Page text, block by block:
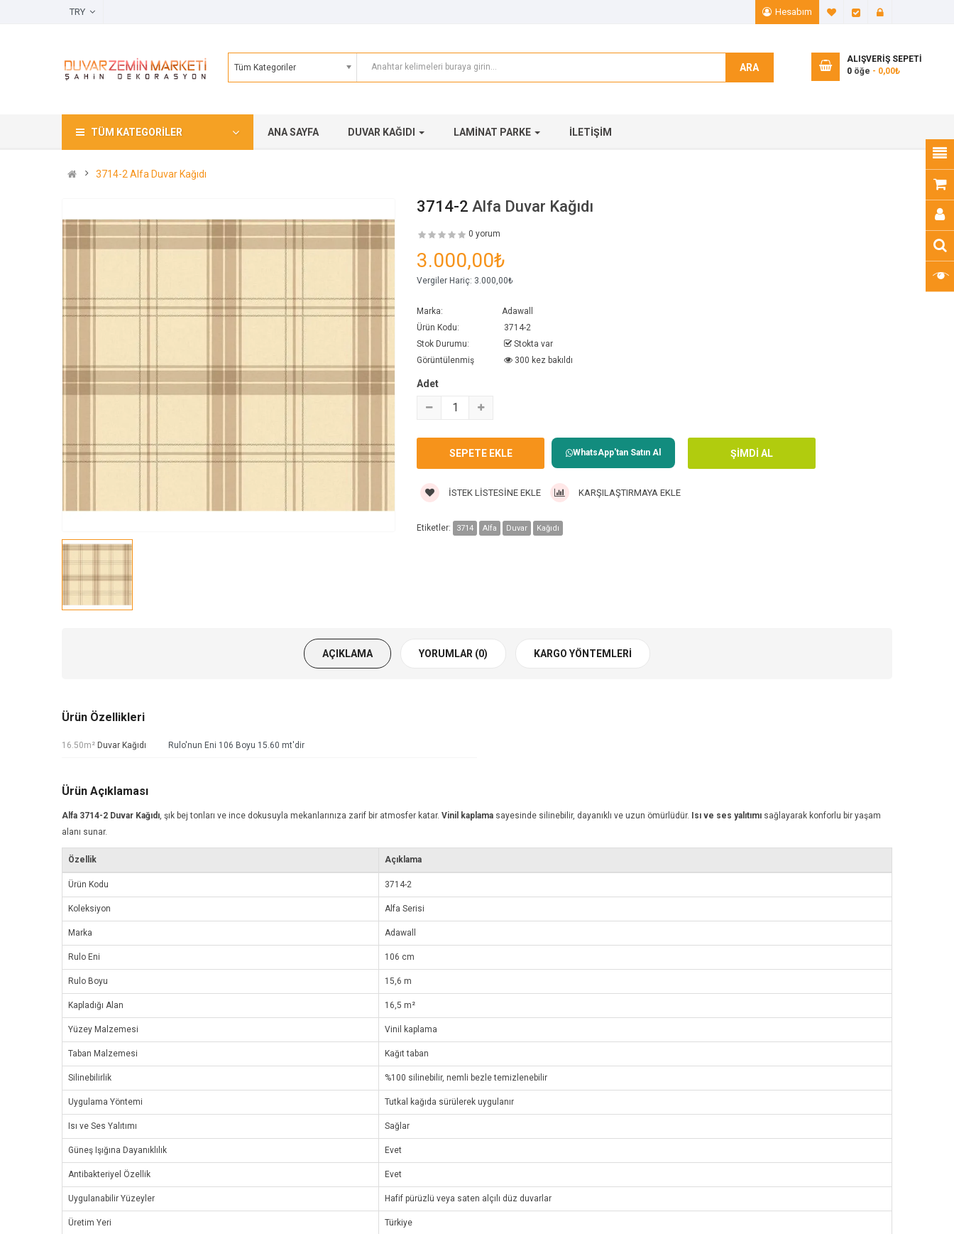
Hesabım A. Listem (0)
Ödeme
Tüm Kategoriler ARA
ALIŞVERIŞ SEPETI
0 öğe - 0,00₺
TÜM KATEGORILER ANA SAYFA DUVAR KAĞIDI LAMINAT PARKE İLETIŞIM
3714-2 Alfa Duvar Kağıdı
3714-2 Alfa Duvar Kağıdı
0 yorum
3.000,00₺
Vergiler Hariç: 3.000,00₺
Marka:
Adawall
Ürün Kodu:
3714-2
Stok Durumu:
Stokta var
Görüntülenmiş
300 kez bakıldı
Adet
WhatsApp'tan Satın Al
İSTEK LISTESINE EKLE KARŞILAŞTIRMAYA EKLE
Etiketler: 3714 Alfa Duvar Kağıdı
AÇIKLAMA YORUMLAR (0) KARGO YÖNTEMLERI
Ürün Özellikleri
16.50m² Duvar Kağıdı Rulo'nun Eni 106 Boyu 15.60 mt'dir
Ürün Açıklaması
Alfa 3714-2 Duvar Kağıdı, şık bej tonları ve ince dokusuyla mekanlarınıza zarif bir atmosfer katar. Vinil kaplama sayesinde silinebilir, dayanıklı ve uzun ömürlüdür. Isı ve ses yalıtımı sağlayarak konforlu bir yaşam
alanı sunar.
Özellik Açıklama
Ürün Kodu 3714-2
Koleksiyon Alfa Serisi
Marka Adawall
Rulo Eni 106 cm
Rulo Boyu 15,6 m
Kapladığı Alan 16,5 m²
Yüzey Malzemesi Vinil kaplama
Taban Malzemesi Kağıt taban
Silinebilirlik %100 silinebilir, nemli bezle temizlenebilir
Uygulama Yöntemi Tutkal kağıda sürülerek uygulanır
Isı ve Ses Yalıtımı Sağlar
Güneş Işığına Dayanıklılık Evet
Antibakteriyel Özellik Evet
Uygulanabilir Yüzeyler Hafif pürüzlü veya saten alçılı düz duvarlar
Üretim Yeri Türkiye